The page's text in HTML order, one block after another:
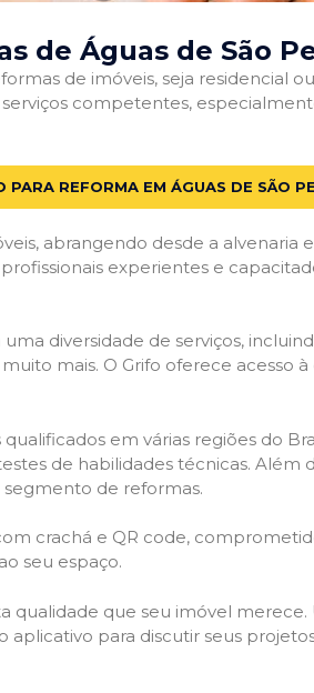
de Águas de São
de imóveis, seja residencial
competentes,
PARA REFORMA EM ÁGUAS DE SÃO
abrangendo desde a alvenaria
experientes e
diversidade de serviços,
mais. O Grifo oferece acesso
em várias regiões do
de habilidades técnicas. Além
segmento de reformas.
crachá e QR code,
seu espaço.
qualidade que seu imóvel
aplicativo para discutir seus